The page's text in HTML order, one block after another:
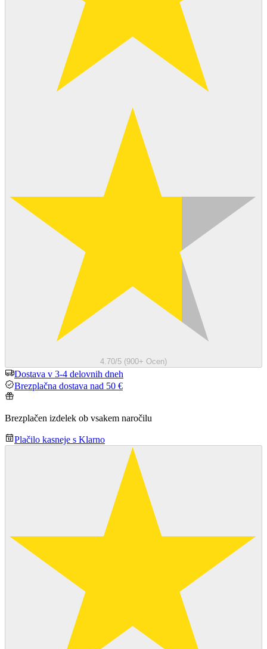
4.70/5 (900+ Ocen)
Dostava v 3-4 delovnih dneh
Brezplačna dostava nad 50 €
Brezplačen izdelek ob vsakem naročilu
Plačilo kasneje s Klarno